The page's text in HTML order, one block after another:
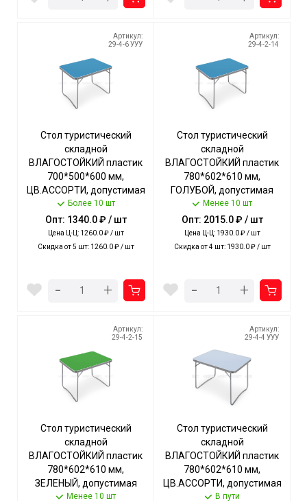
Артикул:
29-4-6 УУУ
Стол туристический
складной
ВЛАГОСТОЙКИЙ пластик
700*500*600 мм,
ЦВ.АССОРТИ, допустимая
нагрузка стола 20 кг арт.
ССТ-5 NIKA [5]
Более 10 шт
Опт: 1340.0 ₽ / шт
Цена Ц-Ц: 1260.0 ₽ / шт
Скидка от 5 шт: 1260.0 ₽ / шт
- +
Артикул:
29-4-2-14
Стол туристический
складной
ВЛАГОСТОЙКИЙ пластик
780*602*610 мм,
ГОЛУБОЙ, допустимая
нагрузка стола 20 кг арт.
ССТ-4/4 NIKA [2]
Менее 10 шт
Опт: 2015.0 ₽ / шт
Цена Ц-Ц: 1930.0 ₽ / шт
Скидка от 4 шт: 1930.0 ₽ / шт
- +
Артикул:
29-4-2-15
Стол туристический
складной
ВЛАГОСТОЙКИЙ пластик
780*602*610 мм,
ЗЕЛЕНЫЙ, допустимая
нагрузка стола 20 кг арт.
Менее 10 шт
Артикул:
29-4-4 УУУ
Стол туристический
складной
ВЛАГОСТОЙКИЙ пластик
780*602*610 мм,
ЦВ.АССОРТИ, допустимая
нагрузка стола 20 кг арт.
В пути